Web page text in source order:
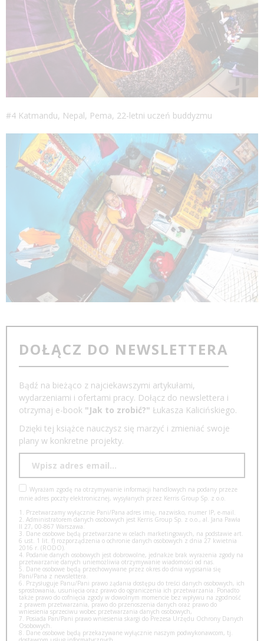
#4 Katmandu, Nepal, Pema, 22-letni uczeń buddyzmu
DOŁĄCZ DO NEWSLETTERA
Bądź na bieżąco z najciekawszymi artykułami,
wydarzeniami i ofertami pracy. Dołącz do newslettera i
otrzymaj e-book "Jak to zrobić?" Łukasza Kalicińskiego.
Dzięki tej książce nauczysz się marzyć i zmieniać swoje
plany w konkretne projekty.
Wyrażam zgodę na otrzymywanie informacji handlowych na podany przeze
mnie adres poczty elektronicznej, wysyłanych przez Kerris Group Sp. z o.o.
1. Przetwarzamy wyłącznie Pani/Pana adres imię, nazwisko, numer IP, e-mail.
2. Administratorem danych osobowych jest Kerris Group Sp. z o.o., al. Jana Pawła
II 27, 00-867 Warszawa.
3. Dane osobowe będą przetwarzane w celach marketingowych, na podstawie art.
6 ust. 1 lit. f) rozporządzenia o ochronie danych osobowych z dnia 27 kwietnia
2016 r. (RODO).
4. Podanie danych osobowych jest dobrowolne, jednakże brak wyrażenia zgody na
przetwarzanie danych uniemożliwia otrzymywanie wiadomości od nas.
5. Dane osobowe będą przechowywane przez okres do dnia wypisania się
Pani/Pana z newslettera.
6. Przysługuje Panu/Pani prawo żądania dostępu do treści danych osobowych, ich
sprostowania, usunięcia oraz prawo do ograniczenia ich przetwarzania. Ponadto
także prawo do cofnięcia zgody w dowolnym momencie bez wpływu na zgodność
z prawem przetwarzania, prawo do przenoszenia danych oraz prawo do
wniesienia sprzeciwu wobec przetwarzania danych osobowych,
7. Posiada Pan/Pani prawo wniesienia skargi do Prezesa Urzędu Ochrony Danych
Osobowych.
8. Dane osobowe będą przekazywane wyłącznie naszym podwykonawcom, tj.